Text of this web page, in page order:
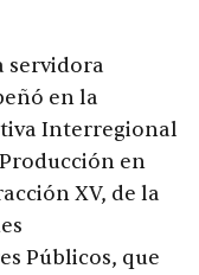
servidora
en la
Interregional
en
XV, de la
Públicos, que